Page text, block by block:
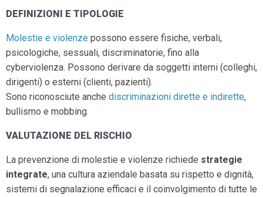
DEFINIZIONI E TIPOLOGIE
Molestie e violenze possono essere fisiche, verbali,
psicologiche, sessuali, discriminatorie, fino alla
cyberviolenza. Possono derivare da soggetti interni (colleghi,
dirigenti) o esterni (clienti, pazienti).
Sono riconosciute anche discriminazioni dirette e indirette,
bullismo e mobbing.
VALUTAZIONE DEL RISCHIO
La prevenzione di molestie e violenze richiede strategie
integrate, una cultura aziendale basata su rispetto e dignità,
sistemi di segnalazione efficaci e il coinvolgimento di tutte le